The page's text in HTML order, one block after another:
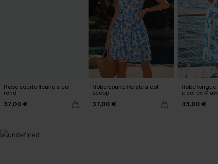
Robe courte fleurie à col
rond
37,00 €
Robe courte florale à col
scoop
37,00 €
Robe
à col en V
43,00 €